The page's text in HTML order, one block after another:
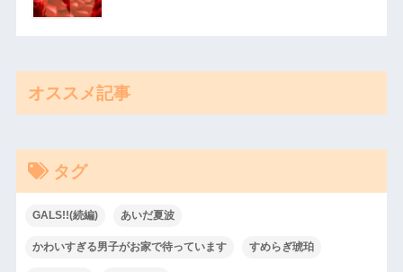
オススメ記事
タグ
GALS!!(続編) あいだ夏波
かわいすぎる男子がお家で待っています すめらぎ琥珀